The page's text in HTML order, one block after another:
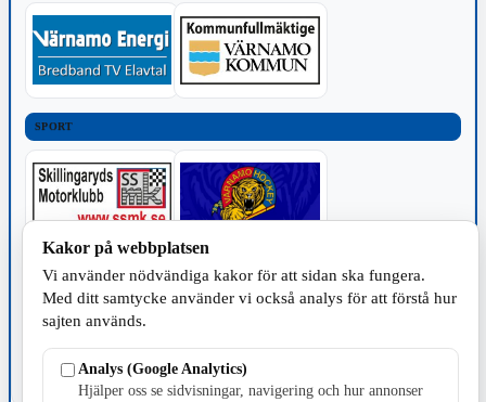
SPORT
TILLVERKNING
Kakor på webbplatsen
Vi använder nödvändiga kakor för att sidan ska fungera.
Med ditt samtycke använder vi också analys för att förstå hur
sajten används.
Analys (Google Analytics)
Hjälper oss se sidvisningar, navigering och hur annonser